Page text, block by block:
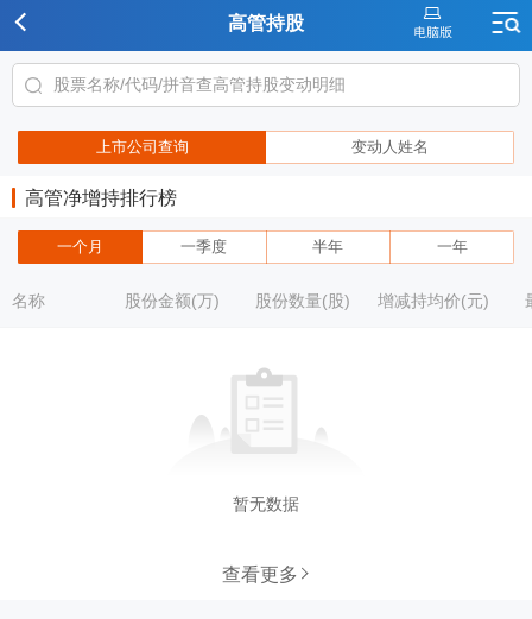
高管持股
上市公司查询 变动人姓名
高管净增持排行榜
一个月 一季度 半年 一年
名称 股份金额(万) 股份数量(股) 增减持均价(元)
暂无数据
查看更多